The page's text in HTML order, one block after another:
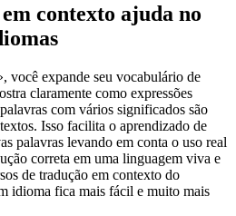
contexto ajuda no
você expande seu vocabulário de
claramente como expressões
com vários significados são
Isso facilita o aprendizado de
palavras levando em conta o uso real
correta em uma linguagem viva e
de tradução em contexto do
idioma fica mais fácil e muito mais